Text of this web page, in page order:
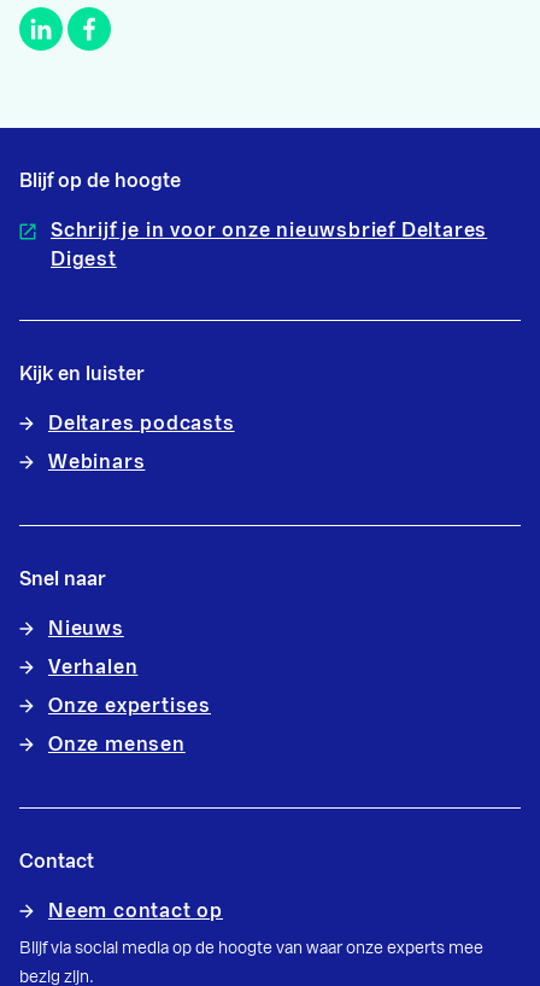
Blijf op de hoogte
Schrijf je in voor onze nieuwsbrief Deltares
Digest
Kijk en luister
Deltares podcasts
Webinars
Snel naar
Nieuws
Verhalen
Onze expertises
Onze mensen
Contact
Neem contact op
Blijf via social media op de hoogte van waar onze experts mee
bezig zijn.